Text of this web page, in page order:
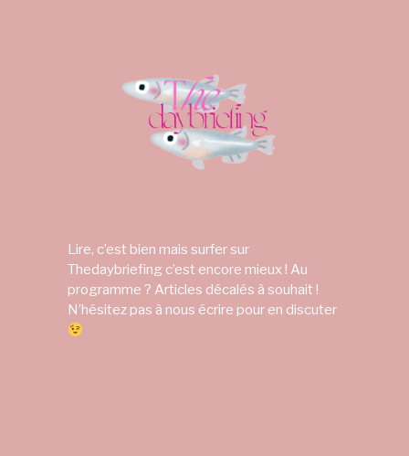
Lire, c’est bien mais surfer sur
Thedaybriefing c’est encore mieux ! Au
programme ? Articles décalés à souhait !
N’hésitez pas à nous écrire pour en discuter